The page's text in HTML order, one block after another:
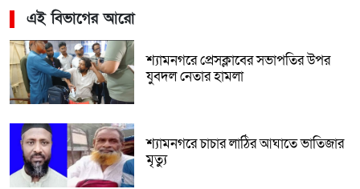
এই বিভাগের আরো
শ্যামনগরে প্রেসক্লাবের সভাপতির উপর
যুবদল নেতার হামলা
শ্যামনগরে চাচার লাঠির আঘাতে ভাতিজার
মৃত্যু